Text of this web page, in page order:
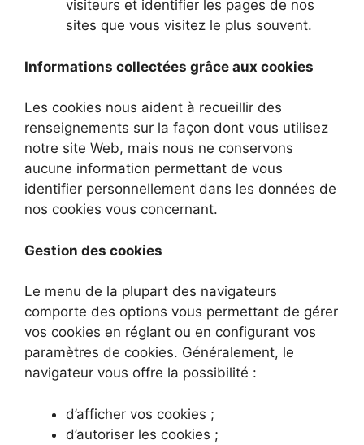
visiteurs et identifier les pages de nos
sites que vous visitez le plus souvent.
Informations collectées grâce aux cookies
Les cookies nous aident à recueillir des
renseignements sur la façon dont vous utilisez
notre site Web, mais nous ne conservons
aucune information permettant de vous
identifier personnellement dans les données de
nos cookies vous concernant.
Gestion des cookies
Le menu de la plupart des navigateurs
comporte des options vous permettant de gérer
vos cookies en réglant ou en configurant vos
paramètres de cookies. Généralement, le
navigateur vous offre la possibilité :
d’afficher vos cookies ;
d’autoriser les cookies ;